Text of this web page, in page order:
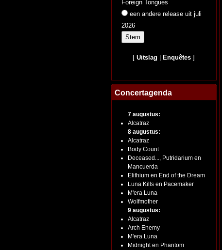
Foreign Tongues
een andere release uit juli
2026
[Uitslag Enquêtes ]
Concertagenda
7 augustus:
Alcatraz
8 augustus:
Alcatraz
Body Count
Deceased..., Putridarium en
Mancuerda
Elithium en End of the Dream
Luna Kills en Pacemaker
M'era Luna
Wolfmother
9 augustus:
Alcatraz
Arch Enemy
M'era Luna
Midnight en Phantom